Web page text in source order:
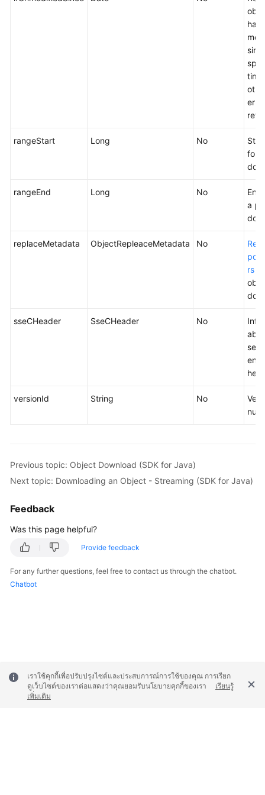
has
rangeStart Long No
for
rangeEnd Long No
a
replaceMetadata ObjectRepleaceMetadata No
rs
sseCHeader SseCHeader No
versionId String No
Previous topic: Object Download (SDK for Java)
Next topic: Downloading an Object - Streaming (SDK for Java)
Feedback
Was this page helpful?
Provide feedback
For any further questions, feel free to contact us through the chatbot.
Chatbot
เราใช้คุกกี้เพื่อปรับปรุงไซต์และประสบการณ์การใช้ของคุณ การเรียก
ดูเว็บไซต์ของเราต่อแสดงว่าคุณยอมรับนโยบายคุกกี้ของเรา
เรียนรู้
เพิ่มเติม